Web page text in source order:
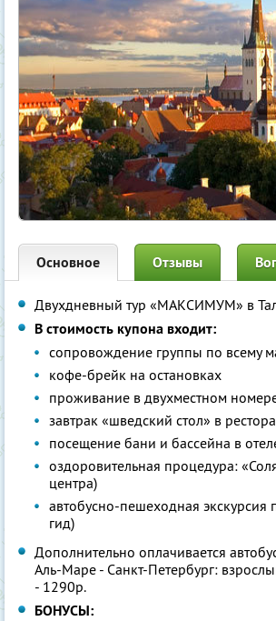
Основное Отзывы
Двухдневный тур «МАКСИМУМ» в
В стоимость купона входит:
сопровождение группы по всему
кофе-брейк на остановках
проживание в двухместном
завтрак «шведский стол» в
посещение бани и бассейна в
оздоровительная процедура:
центра)
автобусно-пешеходная экскурсия
гид)
Дополнительно оплачивается
Аль-Маре - Санкт-Петербург:
- 1290р.
БОНУСЫ: